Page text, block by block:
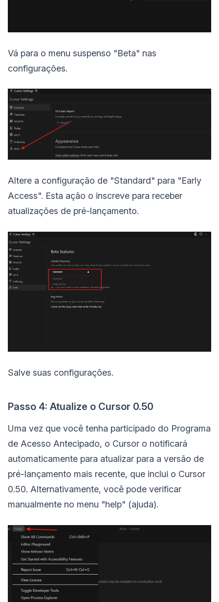
Vá para o menu suspenso "Beta" nas
configurações.
Altere a configuração de "Standard" para "Early
Access". Esta ação o inscreve para receber
atualizações de pré-lançamento.
Salve suas configurações.
Passo 4: Atualize o Cursor 0.50
Uma vez que você tenha participado do Programa
de Acesso Antecipado, o Cursor o notificará
automaticamente para atualizar para a versão de
pré-lançamento mais recente, que inclui o Cursor
0.50. Alternativamente, você pode verificar
manualmente no menu "help" (ajuda).